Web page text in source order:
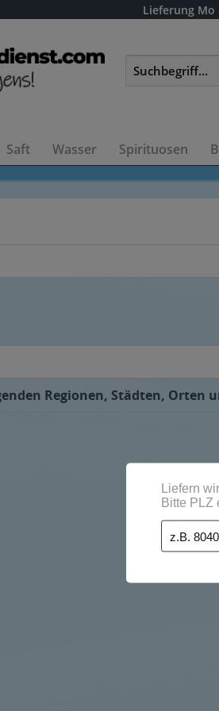
Lieferung Mo
Saft Wasser Spirituosen
Regionen, Städten, Orten